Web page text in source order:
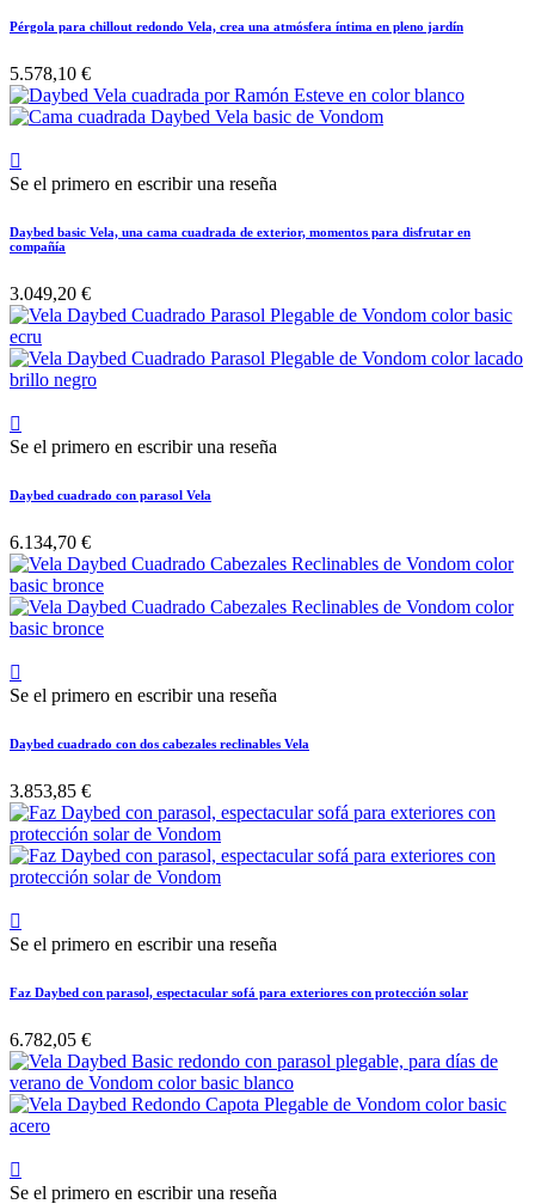
Pérgola para chillout redondo Vela, crea una atmósfera íntima en pleno jardín
5.578,10 €

Se el primero en escribir una reseña
Daybed basic Vela, una cama cuadrada de exterior, momentos para disfrutar en
compañía
3.049,20 €

Se el primero en escribir una reseña
Daybed cuadrado con parasol Vela
6.134,70 €

Se el primero en escribir una reseña
Daybed cuadrado con dos cabezales reclinables Vela
3.853,85 €

Se el primero en escribir una reseña
Faz Daybed con parasol, espectacular sofá para exteriores con protección solar
6.782,05 €

Se el primero en escribir una reseña